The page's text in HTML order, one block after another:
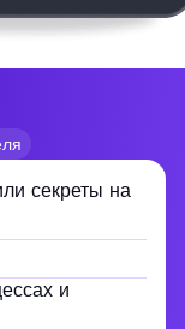
секреты на
и